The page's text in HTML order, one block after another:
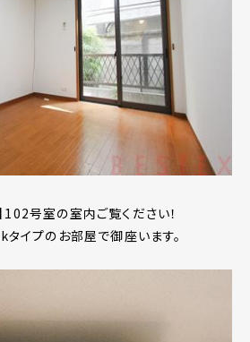
102号室の室内ご覧ください！
イプのお部屋で御座います。